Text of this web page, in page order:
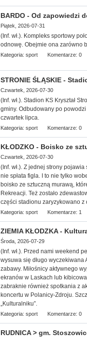
BARDO - Od zapowiedzi
Piątek, 2026-07-31
(Inf. wł.). Kompleks sportowy
odnowę. Obejmie ona zarówno
Kategoria: sport Komentarze: 0
STRONIE ŚLĄSKIE -
Czwartek, 2026-07-30
(Inf. wł.). Stadion KS Kryształ
gminy. Odbudowany po
czwartek lipca.
Kategoria: sport Komentarze: 0
KŁODZKO - Boisko ze
Czwartek, 2026-07-30
(Inf. wł.). Z jednej strony
nie spłata figla. I to nie tylko
boisko ze sztuczną murawą,
Rekreacji. Też zostało
części stadionu zaryzykowano
Kategoria: sport Komentarze: 1
ZIEMIA KŁODZKA -
Środa, 2026-07-29
(Inf. wł.). Przed nami weekend
wysuwa się długo
zabawy. Miłośnicy aktywnego
ekranów w Laskach lub
zabraknie również spotkania z
koncertu w Polanicy-Zdroju.
„Kulturalniku”.
Kategoria: sport Komentarze: 0
RUDNICA > gm.